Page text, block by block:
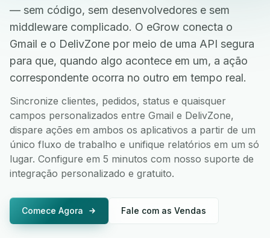
— sem código, sem desenvolvedores e sem
middleware complicado. O eGrow conecta o
Gmail e o DelivZone por meio de uma API segura
para que, quando algo acontece em um, a ação
correspondente ocorra no outro em tempo real.
Sincronize clientes, pedidos, status e quaisquer
campos personalizados entre Gmail e DelivZone,
dispare ações em ambos os aplicativos a partir de um
único fluxo de trabalho e unifique relatórios em um só
lugar. Configure em 5 minutos com nosso suporte de
integração personalizado e gratuito.
Comece Agora Fale com as Vendas